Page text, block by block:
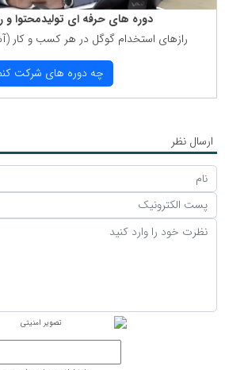
دوره های حرفه ای تولیدمحتوا و
رازهای استخدام گوگل در هر كسب و كار
چه دوره های شركت
ارسال نظر